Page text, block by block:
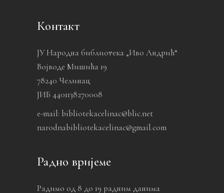
Контакт
ЈУ Народна библиотека „Иво Андрић“
Војводе Мишића 19
78240 Челинац
ЈИБ 4401138270008
e-mail: bibliotekacelinac@blic.net
narodnabibliotekacelinac@gmail.com
Радно вријеме
Радимо од 8 до 19 радним данима